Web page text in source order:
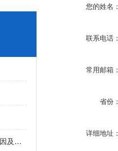
三洋高压灭菌锅不排气问题的原因及解决方案
您的姓名：
联系电话：
常用邮箱：
省份：
详细地址：